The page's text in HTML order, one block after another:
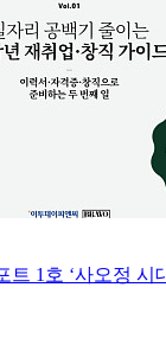
트 1호 ‘사오정 시